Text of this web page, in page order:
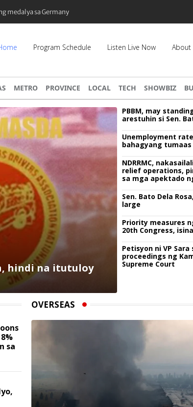
sa Pilipinas, bumaba ng 8% sa 79 billion dollars, ayon sa
Program Schedule Listen Live Now About
METRO PROVINCE LOCAL TECH SHOWBIZ
hindi na itutuloy
PBBM, may
arestuhin si Sen.
Unemployment
bahagyang tumaas
NDRRMC,
relief operations,
sa mga apektado
Sen. Bato Dela
large
Priority measures
20th Congress,
Petisyon ni VP
proceedings ng
Supreme Court
sa
OVERSEAS